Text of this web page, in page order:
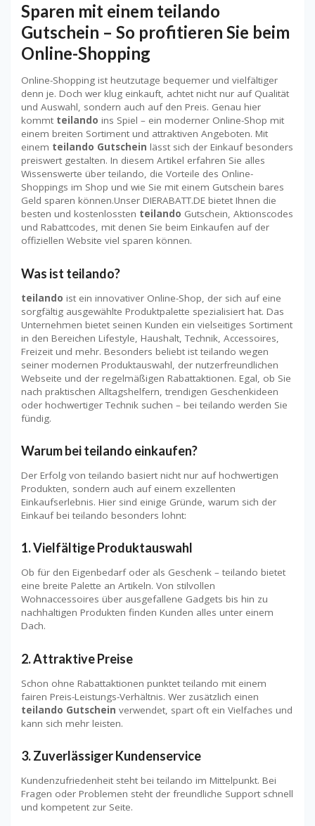
Sparen mit einem teilando
Gutschein – So profitieren Sie beim
Online-Shopping
Online-Shopping ist heutzutage bequemer und vielfältiger
denn je. Doch wer klug einkauft, achtet nicht nur auf Qualität
und Auswahl, sondern auch auf den Preis. Genau hier
kommt teilando ins Spiel – ein moderner Online-Shop mit
einem breiten Sortiment und attraktiven Angeboten. Mit
einem teilando Gutschein lässt sich der Einkauf besonders
preiswert gestalten. In diesem Artikel erfahren Sie alles
Wissenswerte über teilando, die Vorteile des Online-
Shoppings im Shop und wie Sie mit einem Gutschein bares
Geld sparen können.Unser DIERABATT.DE bietet Ihnen die
besten und kostenlossten teilando Gutschein, Aktionscodes
und Rabattcodes, mit denen Sie beim Einkaufen auf der
offiziellen Website viel sparen können.
Was ist teilando?
teilando ist ein innovativer Online-Shop, der sich auf eine
sorgfältig ausgewählte Produktpalette spezialisiert hat. Das
Unternehmen bietet seinen Kunden ein vielseitiges Sortiment
in den Bereichen Lifestyle, Haushalt, Technik, Accessoires,
Freizeit und mehr. Besonders beliebt ist teilando wegen
seiner modernen Produktauswahl, der nutzerfreundlichen
Webseite und der regelmäßigen Rabattaktionen. Egal, ob Sie
nach praktischen Alltagshelfern, trendigen Geschenkideen
oder hochwertiger Technik suchen – bei teilando werden Sie
fündig.
Warum bei teilando einkaufen?
Der Erfolg von teilando basiert nicht nur auf hochwertigen
Produkten, sondern auch auf einem exzellenten
Einkaufserlebnis. Hier sind einige Gründe, warum sich der
Einkauf bei teilando besonders lohnt:
1.Vielfältige Produktauswahl
Ob für den Eigenbedarf oder als Geschenk – teilando bietet
eine breite Palette an Artikeln. Von stilvollen
Wohnaccessoires über ausgefallene Gadgets bis hin zu
nachhaltigen Produkten finden Kunden alles unter einem
Dach.
2.Attraktive Preise
Schon ohne Rabattaktionen punktet teilando mit einem
fairen Preis-Leistungs-Verhältnis. Wer zusätzlich einen
teilando Gutschein verwendet, spart oft ein Vielfaches und
kann sich mehr leisten.
3.Zuverlässiger Kundenservice
Kundenzufriedenheit steht bei teilando im Mittelpunkt. Bei
Fragen oder Problemen steht der freundliche Support schnell
und kompetent zur Seite.